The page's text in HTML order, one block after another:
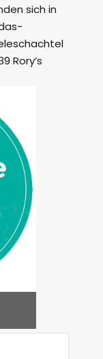
sich in
Rory’s